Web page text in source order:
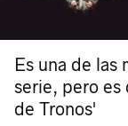
Es una de las
serie, pero es
de Tronos'